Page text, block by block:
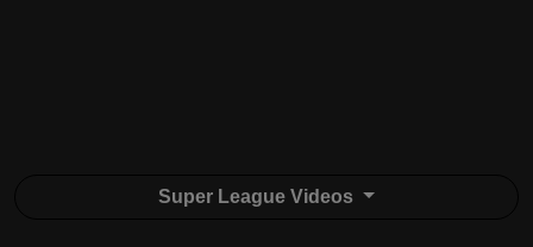
Super League Videos